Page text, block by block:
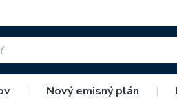
| Nový emisný plán |